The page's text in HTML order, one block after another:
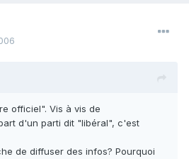
officiel". Vis à vis de
d'un parti dit "libéral", c'est
de diffuser des infos? Pourquoi